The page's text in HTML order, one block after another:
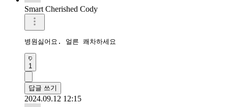
Smart Cherished Cody
병원싫어요. 얼른 쾌차하세요
1
답글 쓰기
2024.09.12 12:15